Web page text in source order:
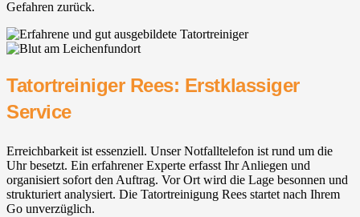
Gefahren zurück.
Tatortreiniger Rees: Erstklassiger
Service
Erreichbarkeit ist essenziell. Unser Notfalltelefon ist rund um die
Uhr besetzt. Ein erfahrener Experte erfasst Ihr Anliegen und
organisiert sofort den Auftrag. Vor Ort wird die Lage besonnen und
strukturiert analysiert. Die Tatortreinigung Rees startet nach Ihrem
Go unverzüglich.